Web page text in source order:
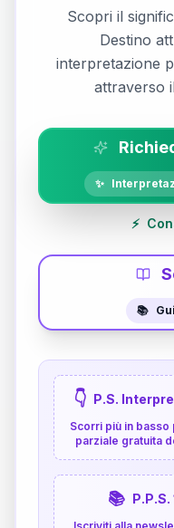
Scopri il
Destino
interpretazione
attraverso
✨
⚡
📚
👇 P.S.
Scorri più in
parziale gratuita
📚